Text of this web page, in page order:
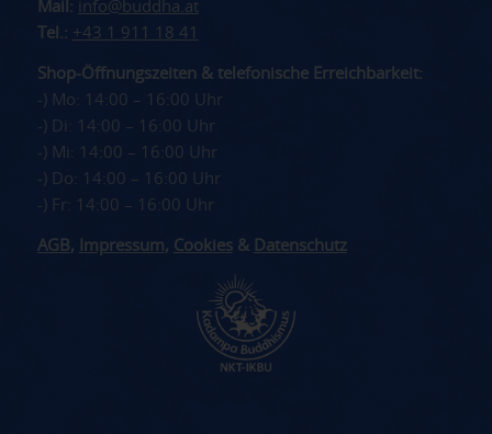
Mail: info@buddha.at
Tel.: +43 1 911 18 41
Shop-Öffnungszeiten & telefonische Erreichbarkeit:
-) Mo: 14:00 – 16:00 Uhr
-) Di: 14:00 – 16:00 Uhr
-) Mi: 14:00 – 16:00 Uhr
-) Do: 14:00 – 16:00 Uhr
-) Fr: 14:00 – 16:00 Uhr
AGB , Impressum, Cookies& Datenschutz